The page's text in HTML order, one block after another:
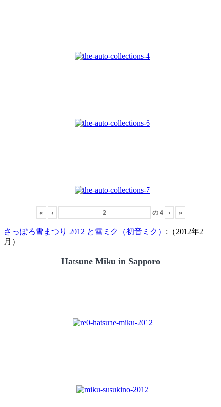
« ‹ の4 › »
さっぽろ雪まつり 2012 と雪ミク（初音ミク） :（2012年2
月）
Hatsune Miku in Sapporo